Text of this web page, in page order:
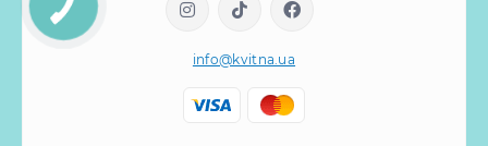
info@kvitna.ua